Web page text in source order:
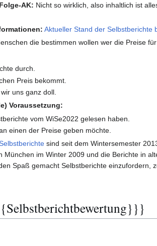
AK: Nicht so wirklich, also inhaltlich ist
Aktueller Stand der Selbstberichte
die bestimmen wollen wer die Preise
durch.
Preis bekommt.
uns ganz doll.
Voraussetzung:
vom WiSe2022 gelesen haben.
einen der Preise geben möchte.
sind seit dem Wintersemester
München im Winter 2009 und die Berichte in
Spaß gemacht Selbstberichte